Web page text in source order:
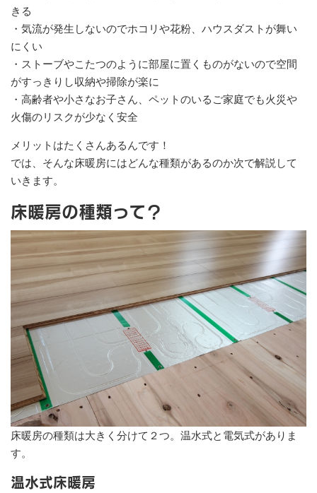
きる
・気流が発生しないのでホコリや花粉、ハウスダストが舞い
にくい
・ストーブやこたつのように部屋に置くものがないので空間
がすっきりし収納や掃除が楽に
・高齢者や小さなお子さん、ペットのいるご家庭でも火災や
火傷のリスクが少なく安全
メリットはたくさんあるんです！
では、そんな床暖房にはどんな種類があるのか次で解説して
いきます。
床暖房の種類って？
床暖房の種類は大きく分けて２つ。温水式と電気式がありま
す。
温水式床暖房